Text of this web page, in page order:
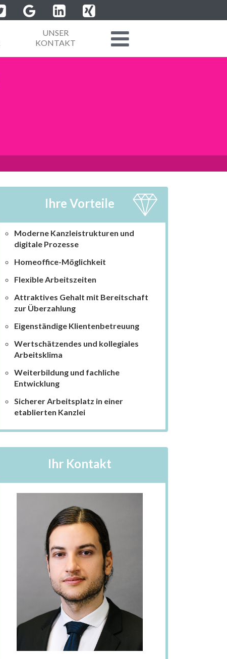
UNSER
KONTAKT
Ihre Vorteile
Moderne Kanzleistrukturen und
digitale Prozesse
Homeoffice-Möglichkeit
Flexible Arbeitszeiten
Attraktives Gehalt mit Bereitschaft
zur Überzahlung
Eigenständige Klientenbetreuung
Wertschätzendes und kollegiales
Arbeitsklima
Weiterbildung und fachliche
Entwicklung
Sicherer Arbeitsplatz in einer
etablierten Kanzlei
Ihr Kontakt